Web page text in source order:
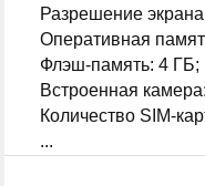
Разрешение
Оперативная
Флэш-память: 4 ГБ;
Встроенная
Количество SIM-
...